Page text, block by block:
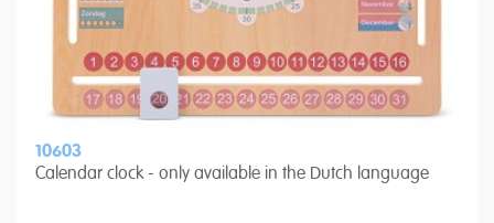
10603
Calendar clock - only available in the Dutch language